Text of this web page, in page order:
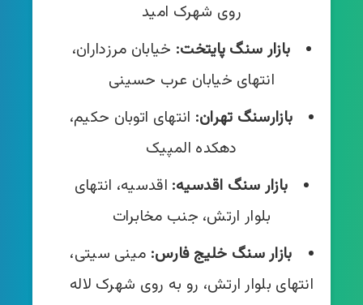
روی شهرک امید
بازار سنگ پایتخت: خیابان مرزداران،
انتهای خیابان عرب حسینی
بازارسنگ تهران: انتهای اتوبان حکیم،
دهکده المپیک
بازار سنگ اقدسیه: اقدسیه، انتهای
بلوار ارتش، جنب مخابرات
بازار سنگ خلیج فارس: مینی سیتی،
انتهای بلوار ارتش، رو به روی شهرک لاله